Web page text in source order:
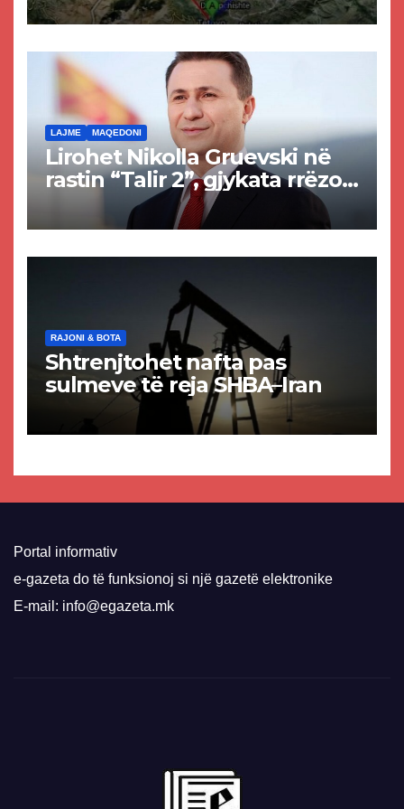
Tetovës nis punimet për
LAJME MAQEDONI
Lirohet Nikolla Gruevski në
rastin “Talir 2”, gjykata rrëzon
akuzat për ndërtimin e
paligjshëm të selisë së
RAJONI & BOTA
Shtrenjtohet nafta pas
sulmeve të reja SHBA–Iran
Portal informativ
e-gazeta do të funksionoj si një gazetë elektronike
E-mail: info@egazeta.mk